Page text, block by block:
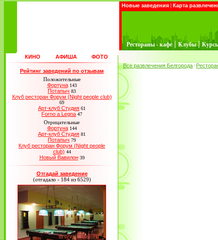
Новые заведения | Карта
Рестораны - кафе | Клубы |
КИНО АФИША ФОТО
Рейтинг заведений по отзывам
Положительные
Фортуна 143
Потапыч 83
Клуб ресторан Форум (Night people club)
69
Арт-клуб Студия 61
Forno a Legna 47
Отрицательные
Фортуна 144
Арт-клуб Студия 81
Потапыч 79
Клуб ресторан Форум (Night people
club) 44
Новый Вавилон 39
Отгадай заведение
(отгадало - 184 из 6529)
Все развлечения Белгорода /